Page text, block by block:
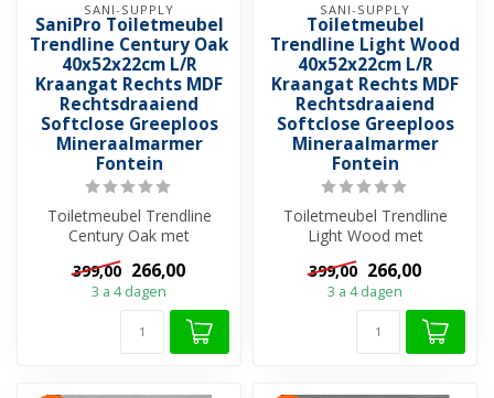
SANI-SUPPLY
SaniPro Toiletmeubel
Trendline Century Oak
40x52x22cm L/R
Kraangat Rechts MDF
Rechtsdraaiend
Softclose Greeploos
Mineraalmarmer
Fontein
Toiletmeubel Trendline
Century Oak met
Mineraalmarmer
toiletfontein. Deze pracht...
399,00 266,00
3 a 4 dagen
SANI-SUPPLY
Toiletmeubel
Trendline Light Wood
40x52x22cm L/R
Kraangat Rechts MDF
Rechtsdraaiend
Softclose Greeploos
Mineraalmarmer
Fontein
Toiletmeubel Trendline
Light Wood met
Mineraalmarmer
toiletfontein. Deze prachti...
399,00 266,00
3 a 4 dagen